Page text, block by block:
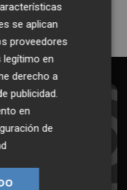
en tu email
se aplican
proveedores
legítimo en
derecho a
publicidad.
en
de